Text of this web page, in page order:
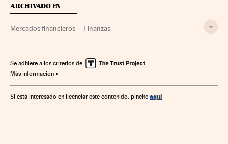
ARCHIVADO EN
Mercados financieros Finanzas
Se adhiere a los criterios de
Más información
Si está interesado en licenciar este contenido, pinche aquí